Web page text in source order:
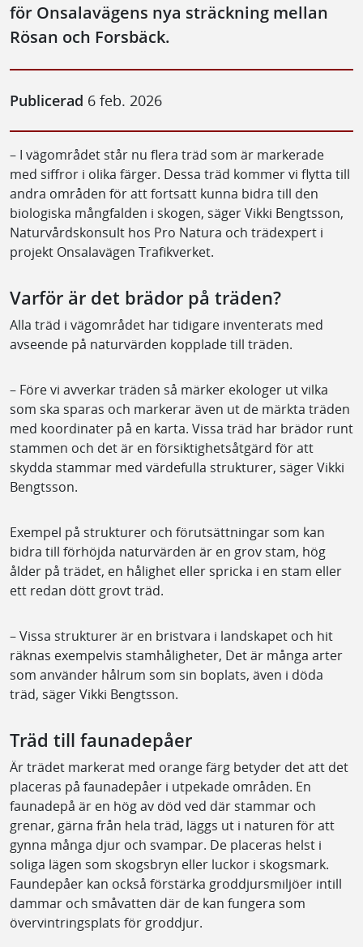
för Onsalavägens nya sträckning mellan
Rösan och Forsbäck.
Publicerad 6 feb. 2026
– I vägområdet står nu flera träd som är markerade
med siffror i olika färger. Dessa träd kommer vi flytta till
andra områden för att fortsatt kunna bidra till den
biologiska mångfalden i skogen, säger Vikki Bengtsson,
Naturvårdskonsult hos Pro Natura och trädexpert i
projekt Onsalavägen Trafikverket.
Varför är det brädor på träden?
Alla träd i vägområdet har tidigare inventerats med
avseende på naturvärden kopplade till träden.
– Före vi avverkar träden så märker ekologer ut vilka
som ska sparas och markerar även ut de märkta träden
med koordinater på en karta. Vissa träd har brädor runt
stammen och det är en försiktighetsåtgärd för att
skydda stammar med värdefulla strukturer, säger Vikki
Bengtsson.
Exempel på strukturer och förutsättningar som kan
bidra till förhöjda naturvärden är en grov stam, hög
ålder på trädet, en hålighet eller spricka i en stam eller
ett redan dött grovt träd.
– Vissa strukturer är en bristvara i landskapet och hit
räknas exempelvis stamhåligheter, Det är många arter
som använder hålrum som sin boplats, även i döda
träd, säger Vikki Bengtsson.
Träd till faunadepåer
Är trädet markerat med orange färg betyder det att det
placeras på faunadepåer i utpekade områden. En
faunadepå är en hög av död ved där stammar och
grenar, gärna från hela träd, läggs ut i naturen för att
gynna många djur och svampar. De placeras helst i
soliga lägen som skogsbryn eller luckor i skogsmark.
Faundepåer kan också förstärka groddjursmiljöer intill
dammar och småvatten där de kan fungera som
övervintringsplats för groddjur.